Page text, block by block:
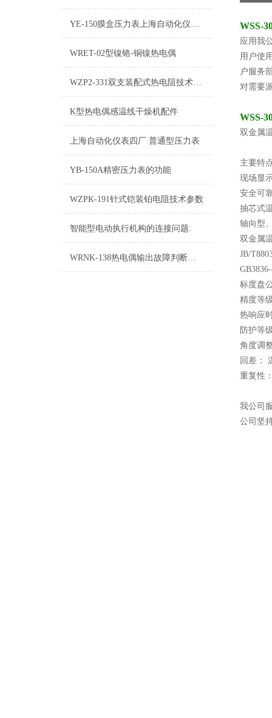
YE-150膜盒压力表上海自动化仪表四厂白云牌技术参数指标
WRET-02型镍铬-铜镍热电偶
WZP2-331双支装配式热电阻技术资料
K型热电偶感温线干燥机配件
上海自动化仪表四厂 普通型压力表
YB-150A精密压力表的功能
WZPK-191针式铠装铂电阻技术参数
智能型电动执行机构的连接问题.
WRNK-138热电偶输出故障判断方法
WSS-
应用我
用户使
户服务
对需要
WSS-
双金属
主要特
现场显
安全可
抽芯式
轴向型
双金属
JB/
标度盘
精度等
热响应
防护等
角度调
回差：
重复性
我公司
公司坚